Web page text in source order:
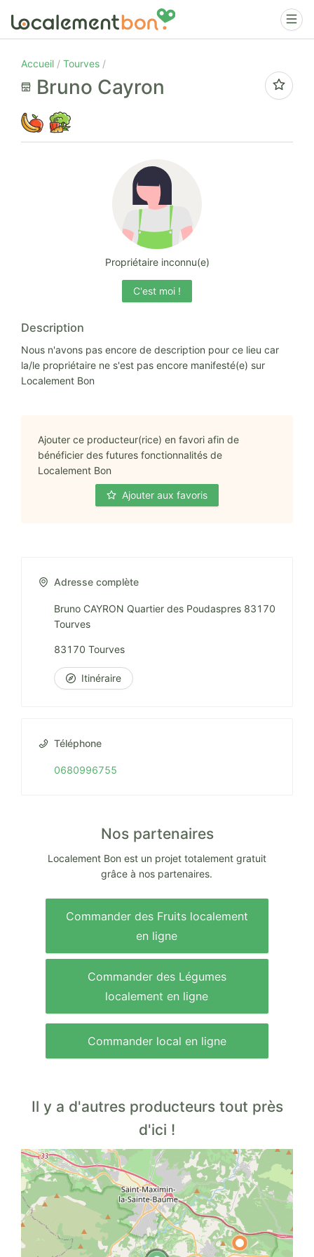
Accueil Tourves
Bruno Cayron
Propriétaire inconnu(e)
C'est moi !
Description
Nous n'avons pas encore de description pour ce lieu car
la/le propriétaire ne s'est pas encore manifesté(e) sur
Localement Bon
Ajouter ce producteur(rice) en favori afin de
bénéficier des futures fonctionnalités de
Localement Bon
Ajouter aux favoris
Adresse complète
Bruno CAYRON Quartier des Poudaspres 83170
Tourves
83170 Tourves
Itinéraire
Téléphone
0680996755
Nos partenaires
Localement Bon est un projet totalement gratuit
grâce à nos partenaires.
Commander des Fruits localement
en ligne
Commander des Légumes
localement en ligne
Commander local en ligne
Il y a d'autres producteurs tout près
d'ici !